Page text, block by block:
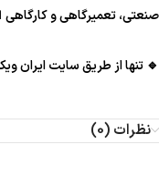
صنعتی، تعمیرگاهی و کارگاهی
🔹 تنها از طریق سایت ایران
نظرات (0)